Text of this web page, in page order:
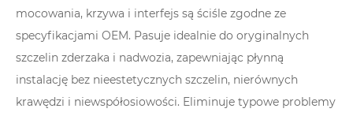
mocowania, krzywa i interfejs są ściśle zgodne ze
specyfikacjami OEM. Pasuje idealnie do oryginalnych
szczelin zderzaka i nadwozia, zapewniając płynną
instalację bez nieestetycznych szczelin, nierównych
krawędzi i niewspółosiowości. Eliminuje typowe problemy